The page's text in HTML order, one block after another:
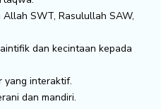
SWT, Rasulullah SAW,
dan kecintaan kepada
yang interaktif.
dan mandiri.